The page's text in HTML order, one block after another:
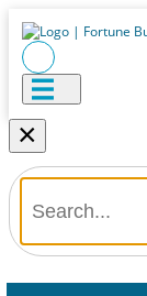
×